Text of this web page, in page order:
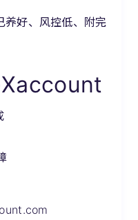
养好、风控低、附完